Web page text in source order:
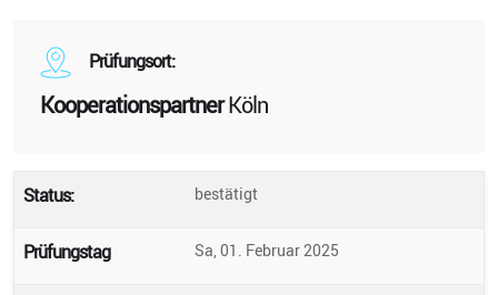
Prüfungsort:
KooperationspartnerKöln
Status: bestätigt
Prüfungstag Sa, 01. Februar 2025